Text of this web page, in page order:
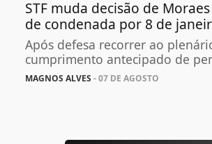
STF muda decisão de
de condenada por 8 de
Após defesa recorrer ao
cumprimento antecipado de
MAGNOS ALVES - 07 DE AGOSTO